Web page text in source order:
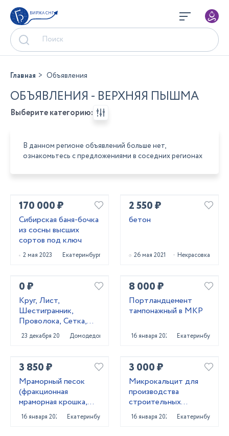
БИРЖА СНГ
Главная Объявления
ОБЪЯВЛЕНИЯ - ВЕРХНЯЯ ПЫШМА
Выберите категорию:
В данном регионе объявлений больше нет,
ознакомьтесь с предложениями в соседних регионах
170 000 ₽
Сибирская баня-бочка
из сосны высших
сортов под ключ
2 мая 2023 Екатеринбург
2 550 ₽
бетон
26 мая 2021 Некрасовка
0 ₽
Круг, Лист,
Шестигранник,
Проволока, Сетка,
Квадрат 20Х13,
40Х13, 20Х23Н18,
14Х17Н2, 12
23 декабря 2020 Домодедово
8 000 ₽
Портландцемент
тампонажный в МКР
16 января 2022 Екатеринбург
3 850 ₽
Мраморный песок
(фракционная
мраморная крошка,
каролит)
16 января 2022 Екатеринбург
3 000 ₽
Микрокальцит для
производства
строительных
материалов
16 января 2022 Екатеринбург